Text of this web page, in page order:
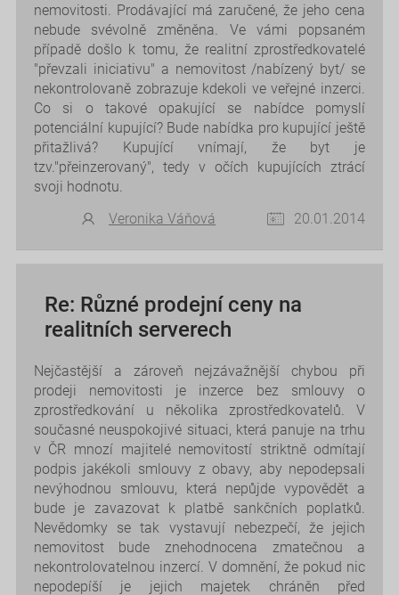
nemovitosti. Prodávající má zaručené, že jeho cena
nebude svévolně změněna. Ve vámi popsaném
případě došlo k tomu, že realitní zprostředkovatelé
"převzali iniciativu" a nemovitost /nabízený byt/ se
nekontrolovaně zobrazuje kdekoli ve veřejné inzerci.
Co si o takové opakující se nabídce pomyslí
potenciální kupující? Bude nabídka pro kupující ještě
přitažlivá? Kupující vnímají, že byt je
tzv."přeinzerovaný", tedy v očích kupujících ztrácí
svoji hodnotu.
Veronika Váňová
20.01.2014
Re: Různé prodejní ceny na
realitních serverech
Nejčastější a zároveň nejzávažnější chybou při
prodeji nemovitosti je inzerce bez smlouvy o
zprostředkování u několika zprostředkovatelů. V
současné neuspokojivé situaci, která panuje na trhu
v ČR mnozí majitelé nemovitostí striktně odmítají
podpis jakékoli smlouvy z obavy, aby nepodepsali
nevýhodnou smlouvu, která nepůjde vypovědět a
bude je zavazovat k platbě sankčních poplatků.
Nevědomky se tak vystavují nebezpečí, že jejich
nemovitost bude znehodnocena zmatečnou a
nekontrolovatelnou inzercí. V domnění, že pokud nic
nepodepíší je jejich majetek chráněn před